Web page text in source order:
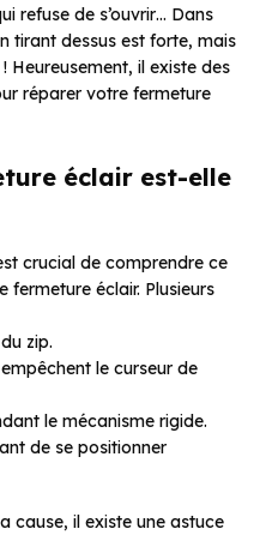
refuse de s’ouvrir… Dans
tirant dessus est forte, mais
Heureusement, il existe des
réparer votre fermeture
éclair est-elle
crucial de comprendre ce
éclair. Plusieurs
zip.
le curseur de
le mécanisme rigide.
de se positionner
cause, il existe une astuce